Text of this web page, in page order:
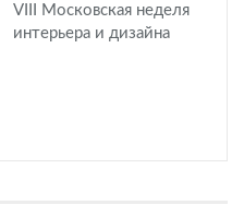
VIII Московская неделя
интерьера и дизайна